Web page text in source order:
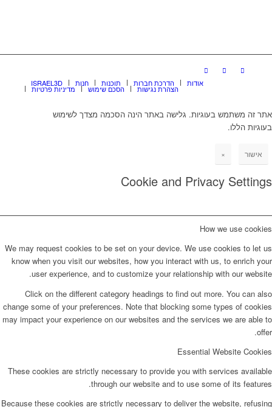
ISRAEL3D חנות תוכנות הדרכת חברות אודות
מדיניות פרטיות הסכם שימוש הצהרת נגישות
אתר זה משתמש בעוגיות. גלישה באתר הינה הסכמה מצדך לשימוש
בעוגיות הללו.
אישור ×
Cookie and Privacy Settings
How we use cookies
We may request cookies to be set on your device. We use cookies to let us
know when you visit our websites, how you interact with us, to enrich your
user experience, and to customize your relationship with our website.
Click on the different category headings to find out more. You can also
change some of your preferences. Note that blocking some types of cookies
may impact your experience on our websites and the services we are able to
offer.
Essential Website Cookies
These cookies are strictly necessary to provide you with services available
through our website and to use some of its features.
Because these cookies are strictly necessary to deliver the website, refusing